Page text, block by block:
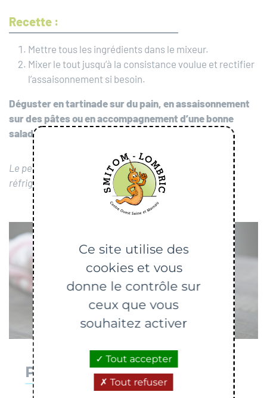
Recette :
Mettre tous les ingrédients dans le mixeur.
Mixer le tout jusqu’à la consistance voulue et rectifier
l’assaisonnement si besoin.
Déguster en tartinade sur du pain, en assaisonnement
sur des pâtes ou en accompagnement d’une bonne
salade !
Le pesto fait maison se conserve quelques jours au
réfrigérateur dans un bocal hermétique.
Plus d'informations
Ce site utilise des
cookies et vous
donne le contrôle sur
ceux que vous
souhaitez activer
Tout accepter
Tout refuser